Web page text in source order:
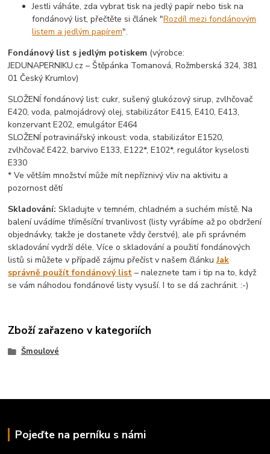
Jestli váháte, zda vybrat tisk na jedlý papír nebo tisk na
fondánový list, přečtěte si článek "Rozdíl mezi fondánovým
listem a jedlým papírem".
Fondánový list s jedlým potiskem (výrobce:
JEDUNAPERNIKU.cz – Štěpánka Tomanová, Rožmberská 324, 381
01 Český Krumlov)
SLOŽENÍ fondánový list: cukr, sušený glukózový sirup, zvlhčovač
E420, voda, palmojádrový olej, stabilizátor E415, E410, E413,
konzervant E202, emulgátor E464
SLOŽENÍ potravinářský inkoust: voda, stabilizátor E1520,
zvlhčovač E422, barvivo E133, E122*, E102*, regulátor kyselosti
E330
* Ve větším množství může mít nepříznivý vliv na aktivitu a
pozornost dětí
Skladování: Skladujte v temném, chladném a suchém místě. Na
balení uvádíme tříměsíční trvanlivost (listy vyrábíme až po obdržení
objednávky, takže je dostanete vždy čerstvé), ale při správném
skladování vydrží déle. Více o skladování a použití fondánových
listů si můžete v případě zájmu přečíst v našem článkuJak
správně použít fondánový list – naleznete tam i tip na to, když
se vám náhodou fondánové listy vysuší. I to se dá zachránit. :-)
Zboží zařazeno v kategoriích
Šmoulové
Pojeďte na perníku s námi